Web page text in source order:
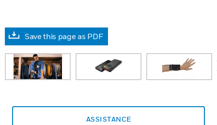
Save this page as PDF
prev
ASSISTANCE